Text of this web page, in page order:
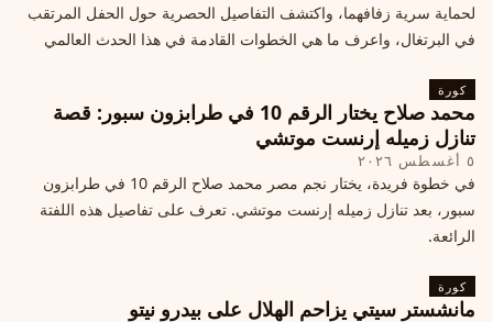
لحماية سرية زفافهما، واكتشف التفاصيل الحصرية حول الحفل المرتقب
في البرتغال، واعرف ما هي الخطوات القادمة في هذا الحدث العالمي
كورة
محمد صلاح يختار الرقم 10 في طرابزون سبور: قصة
تنازل زميله إرنست موتشي
٥ أغسطس ٢٠٢٦
في خطوة فريدة، يختار نجم مصر محمد صلاح الرقم 10 في طرابزون
سبور، بعد تنازل زميله إرنست موتشي. تعرف على تفاصيل هذه اللفتة
الرائعة.
كورة
مانشستر سيتي يزاحم الهلال على بيدرو نيتو